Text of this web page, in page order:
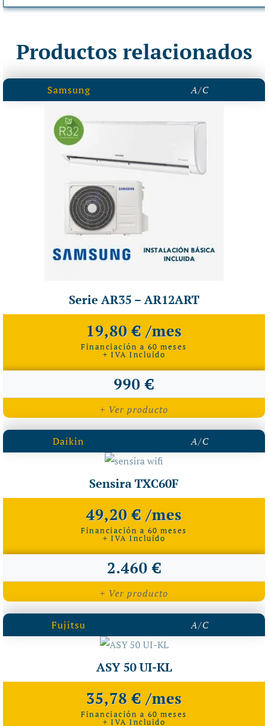
Productos relacionados
Samsung A/C
Serie AR35 – AR12ART
19,80 € /mes
Financiación a 60 meses
+ IVA Incluido
990 €
+ Ver producto
Daikin A/C
Sensira TXC60F
49,20 € /mes
Financiación a 60 meses
+ IVA Incluido
2.460 €
+ Ver producto
Fujitsu A/C
ASY 50 UI-KL
35,78 € /mes
Financiación a 60 meses
+ IVA Incluido